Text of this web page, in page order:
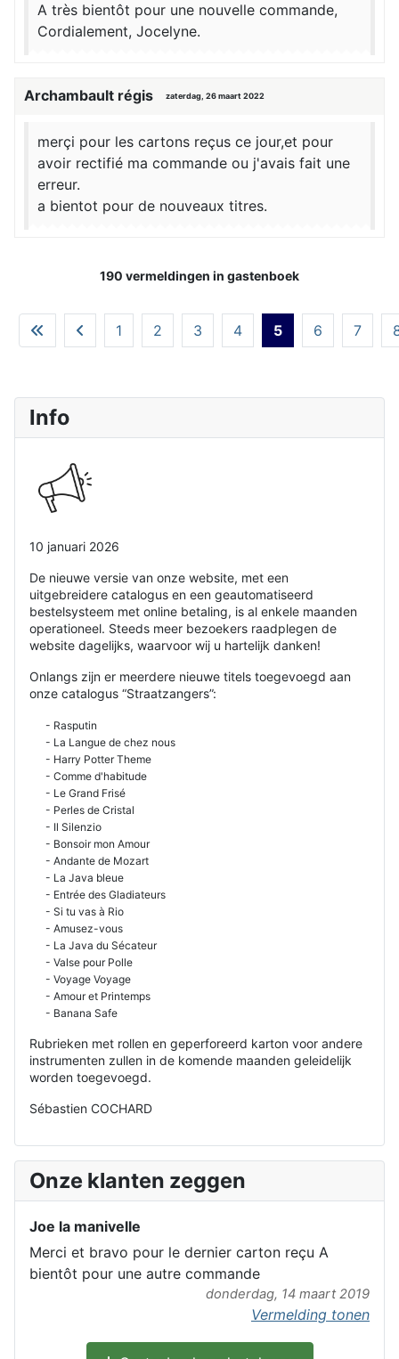
Info
10 januari 2026
De nieuwe versie van onze website, met een
uitgebreidere catalogus en een geautomatiseerd
bestelsysteem met online betaling, is al enkele maanden
operationeel. Steeds meer bezoekers raadplegen de
website dagelijks, waarvoor wij u hartelijk danken!
Onlangs zijn er meerdere nieuwe titels toegevoegd aan
onze catalogus “Straatzangers”:
- Rasputin
- La Langue de chez nous
- Harry Potter Theme
- Comme d'habitude
- Le Grand Frisé
- Perles de Cristal
- Il Silenzio
- Bonsoir mon Amour
- Andante de Mozart
- La Java bleue
- Entrée des Gladiateurs
- Si tu vas à Rio
- Amusez-vous
- La Java du Sécateur
- Valse pour Polle
- Voyage Voyage
- Amour et Printemps
- Banana Safe
Rubrieken met rollen en geperforeerd karton voor andere
instrumenten zullen in de komende maanden geleidelijk
worden toegevoegd.
Sébastien COCHARD
Onze klanten zeggen
Joe la manivelle
Merci et bravo pour le dernier carton reçu A
bientôt pour une autre commande
donderdag, 14 maart 2019
Vermelding tonen
A très bientôt pour une nouvelle commande,
Cordialement, Jocelyne.
Archambault régis zaterdag, 26 maart 2022
merçi pour les cartons reçus ce jour,et pour
avoir rectifié ma commande ou j'avais fait une
erreur.
a bientot pour de nouveaux titres.
190 vermeldingen in gastenboek
1 2 3 4 5 6 7